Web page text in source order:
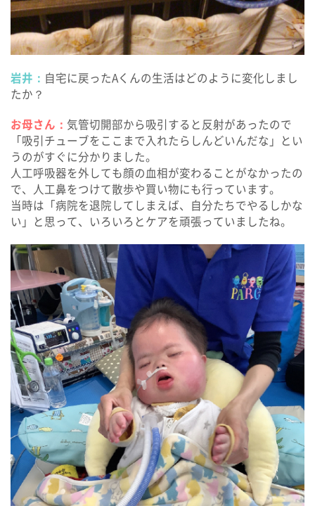
岩井： 自宅に戻ったAくんの生活はどのように変化しまし
たか？
お母さん： 気管切開部から吸引すると反射があったので
「吸引チューブをここまで入れたらしんどいんだな」とい
うのがすぐに分かりました。
人工呼吸器を外しても顔の血相が変わることがなかったの
で、人工鼻をつけて散歩や買い物にも行っています。
当時は「病院を退院してしまえば、自分たちでやるしかな
い」と思って、いろいろとケアを頑張っていましたね。